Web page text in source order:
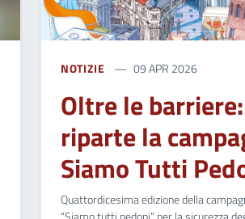
NOTIZIE 09 APR 2026
Oltre le barriere:
riparte la
Siamo Tutti
Quattordicesima edizione della